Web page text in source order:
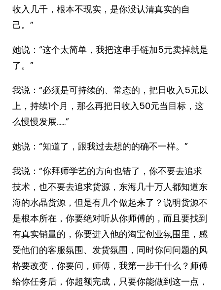
收入几千，根本不现实，是你没认清真实的自
己。”
她说：“这个太简单，我把这串手链加5元卖掉就是
了。”
我说：“必须是可持续的、常态的，把日收入5元以
上，持续1个月，那么再把日收入50元当目标，这
么慢慢发展……”
她说：“知道了，跟我过去想的的确不一样。”
我说：“你拜师学艺的方向也错了，你不要去追求
技术，也不要去追求货源，东海几十万人都知道东
海的水晶货源，但是有几个做起来了？说明货源不
是根本所在，你要绝对听从你师傅的，而且要找到
有真实销量的，你要进入他的淘宝创业氛围里，感
受他们的客服氛围、发货氛围，同时你问问题的风
格要改变，你要问，师傅，我第一步干什么？师傅
给你任务后，你超额完成，只要你能做到这一点，